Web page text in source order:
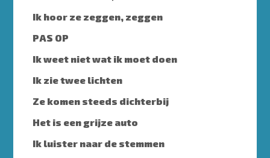
Ik hoor ze zeggen, zeggen
PAS OP
Ik weet niet wat ik moet doen
Ik zie twee lichten
Ze komen steeds dichterbij
Het is een grijze auto
Ik luister naar de stemmen